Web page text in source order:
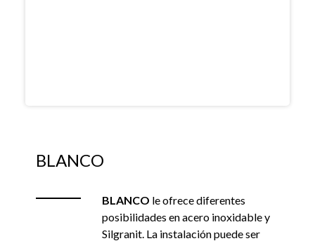
BLANCO
BLANCO le ofrece diferentes
posibilidades en acero inoxidable y
Silgranit. La instalación puede ser